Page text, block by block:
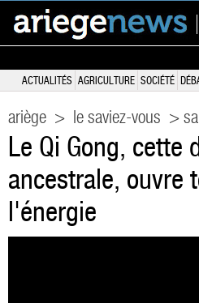
ACTUALITÉS AGRICULTURE SOCIÉTÉ
ariège > le saviez-vous >
Le Qi Gong, cette
ancestrale, ouvre
l'énergie